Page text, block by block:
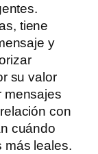
tiene
y
su valor
mensajes
con
cuándo
más leales.